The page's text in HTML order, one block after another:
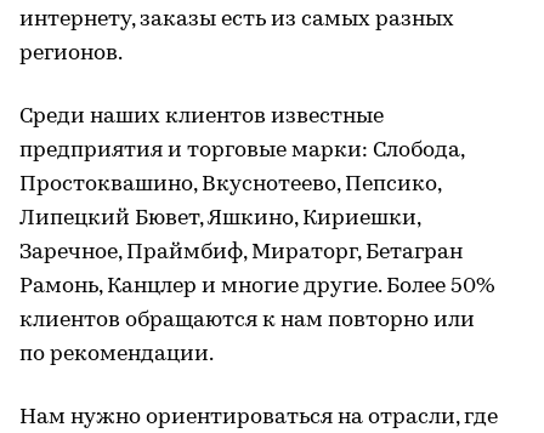
интернету, заказы есть из самых разных
регионов.
Среди наших клиентов известные
предприятия и торговые марки: Слобода,
Простоквашино, Вкуснотеево, Пепсико,
Липецкий Бювет, Яшкино, Кириешки,
Заречное, Праймбиф, Мираторг, Бетагран
Рамонь, Канцлер и многие другие. Более 50%
клиентов обращаются к нам повторно или
по рекомендации.
Нам нужно ориентироваться на отрасли, где